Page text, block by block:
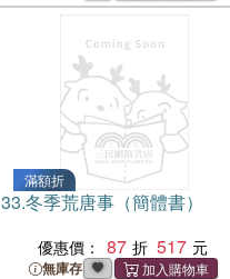
滿額折
33.冬季荒唐事（簡體書）
優惠價： 87 517
無庫存